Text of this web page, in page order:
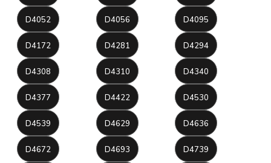
D4052 D4056 D4095
D4172 D4281 D4294
D4308 D4310 D4340
D4377 D4422 D4530
D4539 D4629 D4636
D4672 D4693 D4739